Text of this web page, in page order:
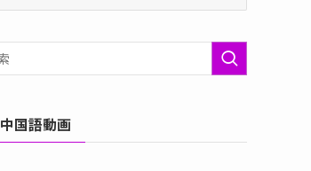
中国語動画